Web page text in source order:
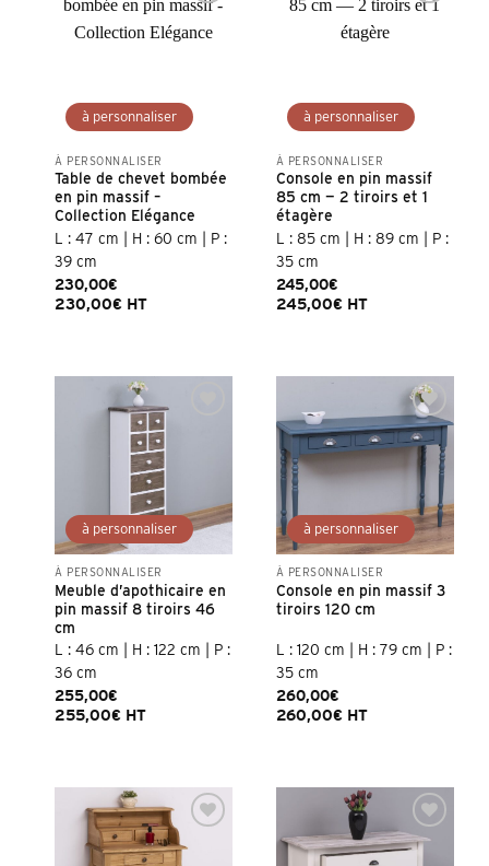
À PERSONNALISER
Table de chevet bombée
en pin massif –
Collection Elégance
L : 47 cm | H : 60 cm | P :
39 cm
230,00€
230,00€ HT
À PERSONNALISER
Console en pin massif
85 cm — 2 tiroirs et 1
étagère
L : 85 cm | H : 89 cm | P :
35 cm
245,00€
245,00€ HT
À PERSONNALISER
Meuble d’apothicaire en
pin massif 8 tiroirs 46
cm
L : 46 cm | H : 122 cm | P :
36 cm
255,00€
255,00€ HT
À PERSONNALISER
Console en pin massif 3
tiroirs 120 cm
L : 120 cm | H : 79 cm | P :
35 cm
260,00€
260,00€ HT